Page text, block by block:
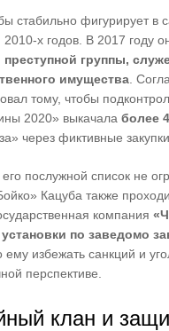
стабильно фигурирует в
2010-х годов. В 2017 году
преступной группы,
имущества .
тому, чтобы
2020» выкачала более
через фиктивные
послужной список не
Кацуба также
компания
по заведомо
избежать санкций и
перспективе.
клан и